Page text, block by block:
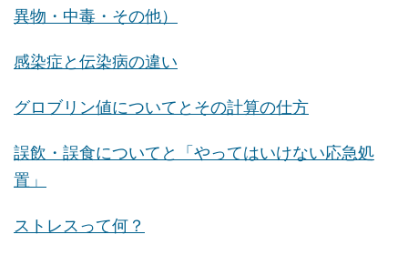
異物・中毒・その他）
感染症と伝染病の違い
グロブリン値についてとその計算の仕方
誤飲・誤食についてと「やってはいけない応急処
置」
ストレスって何？